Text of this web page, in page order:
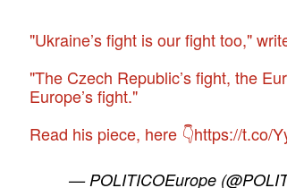
"Ukraine’s fight is our fight too,"
"The Czech Republic’s fight, the
Europe’s fight."
Read his piece, here 👇https://t.co/
— POLITICOEurope